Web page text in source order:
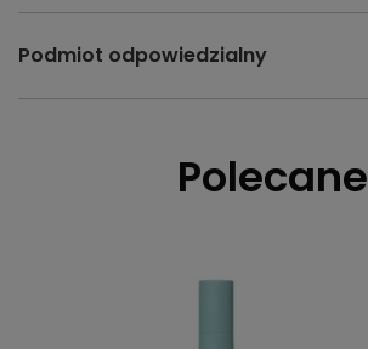
Podmiot odpowiedzialny
Polecane